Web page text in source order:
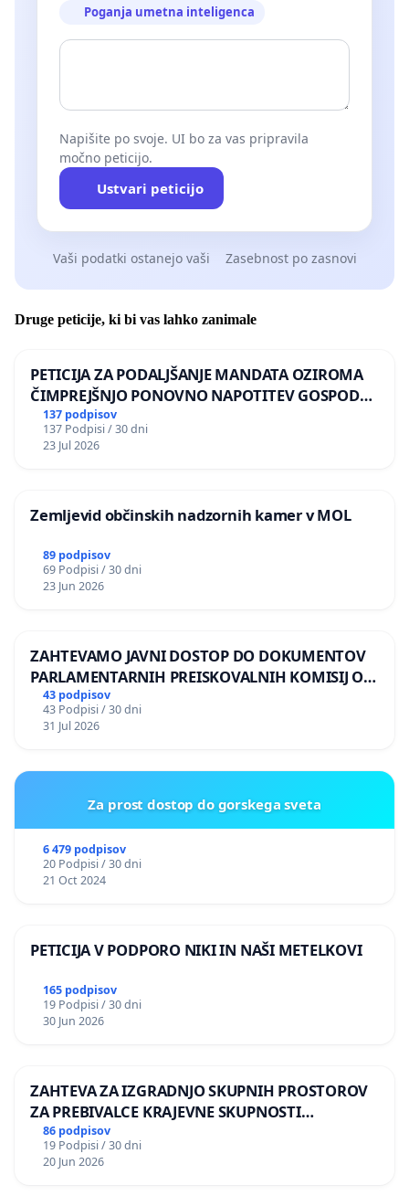
Poganja umetna inteligenca
Napišite po svoje. UI bo za vas pripravila
močno peticijo.
Ustvari peticijo
Vaši podatki ostanejo vaši Zasebnost po zasnovi
Druge peticije, ki bi vas lahko zanimale
PETICIJA ZA PODALJŠANJE MANDATA OZIROMA
ČIMPREJŠNJO PONOVNO NAPOTITEV GOSPODA
BERNARDA ŠRAJNERJA NA VELEPOSLANIŠTVO
REPUBLIKE SLOVENIJE V MOSKVI
137 podpisov
137 Podpisi / 30 dni
23 Jul 2026
Zemljevid občinskih nadzornih kamer v MOL
89 podpisov
69 Podpisi / 30 dni
23 Jun 2026
ZAHTEVAMO JAVNI DOSTOP DO DOKUMENTOV
PARLAMENTARNIH PREISKOVALNIH KOMISIJ O
ILEGALNI TRGOVINI Z OROŽJEM
43 podpisov
43 Podpisi / 30 dni
31 Jul 2026
Za prost dostop do gorskega sveta
6 479 podpisov
20 Podpisi / 30 dni
21 Oct 2024
PETICIJA V PODPORO NIKI IN NAŠI METELKOVI
165 podpisov
19 Podpisi / 30 dni
30 Jun 2026
ZAHTEVA ZA IZGRADNJO SKUPNIH PROSTOROV
ZA PREBIVALCE KRAJEVNE SKUPNOSTI
PRESTRANEK
86 podpisov
19 Podpisi / 30 dni
20 Jun 2026